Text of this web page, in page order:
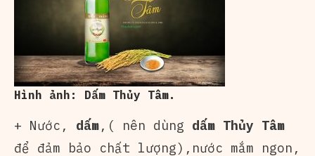
Hình ảnh: Dấm Thủy Tâm.
+ Nước, dấm,( nên dùng dấm Thủy Tâm
để đảm bảo chất lượng),nước mắm ngon,